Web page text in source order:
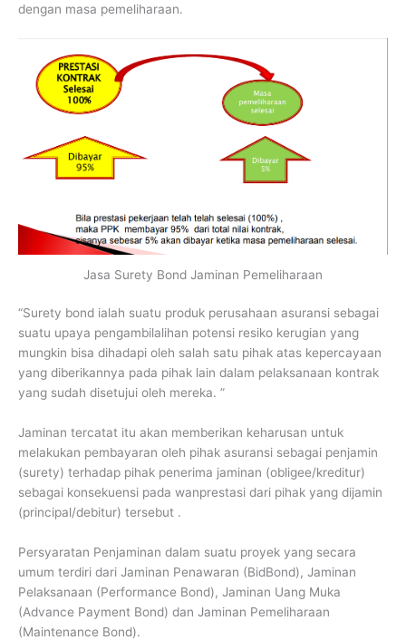
dengan masa pemeliharaan.
Jasa Surety Bond Jaminan Pemeliharaan
“Surety bond ialah suatu produk perusahaan asuransi sebagai
suatu upaya pengambilalihan potensi resiko kerugian yang
mungkin bisa dihadapi oleh salah satu pihak atas kepercayaan
yang diberikannya pada pihak lain dalam pelaksanaan kontrak
yang sudah disetujui oleh mereka. ”
Jaminan tercatat itu akan memberikan keharusan untuk
melakukan pembayaran oleh pihak asuransi sebagai penjamin
(surety) terhadap pihak penerima jaminan (obligee/kreditur)
sebagai konsekuensi pada wanprestasi dari pihak yang dijamin
(principal/debitur) tersebut .
Persyaratan Penjaminan dalam suatu proyek yang secara
umum terdiri dari Jaminan Penawaran (BidBond), Jaminan
Pelaksanaan (Performance Bond), Jaminan Uang Muka
(Advance Payment Bond) dan Jaminan Pemeliharaan
(Maintenance Bond).